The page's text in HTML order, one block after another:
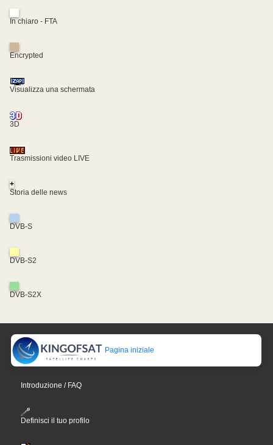
In chiaro - FTA
Encrypted
Visualizza una schermata
3D
Trasmissioni video LIVE
+
Storia delle news
DVB-S
DVB-S2
DVB-S2X
Pagina iniziale
Introduzione / FAQ
Definisci il tuo profilo